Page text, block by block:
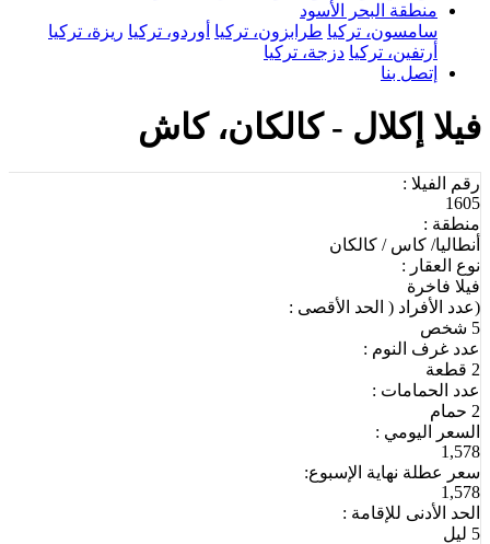
منطقة البحر الأسود
سامسون، تركيا طرابزون، تركيا أوردو، تركيا ريزة، تركيا
أرتفين، تركيا دزجة، تركيا
إتصل بنا
فيلا إكلال - كالكان، كاش
رقم الفيلا :
1605
منطقة :
أنطاليا/ كاس / كالكان
نوع العقار :
فيلا فاخرة
(عدد الأفراد ( الحد الأقصى :
5 شخص
عدد غرف النوم :
2 قطعة
عدد الحمامات :
2 حمام
السعر اليومي :
1,578
سعر عطلة نهاية الإسبوع:
1,578
الحد الأدنى للإقامة :
5 ليل